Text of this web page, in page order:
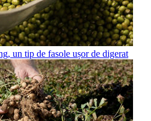
un tip de fasole ușor de digerat